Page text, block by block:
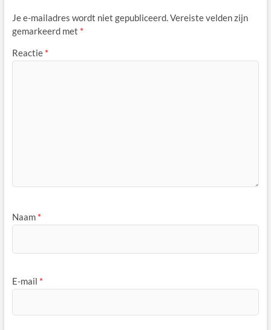
Je e-mailadres wordt niet gepubliceerd.Vereiste velden zijn
gemarkeerd met *
Reactie *
Naam *
E-mail *